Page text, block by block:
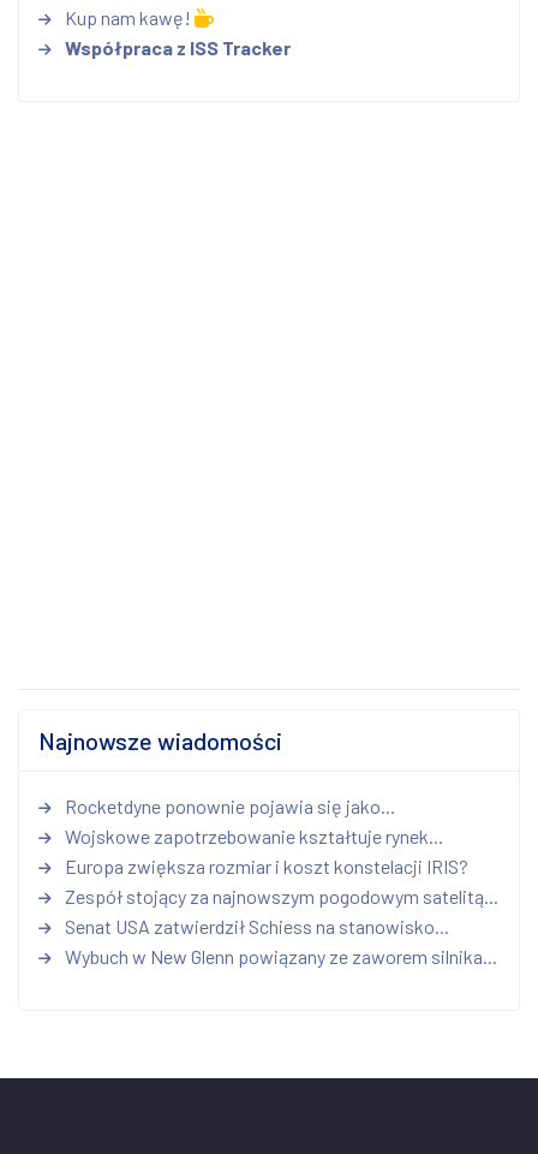
Kup nam kawę!
Współpraca z ISS Tracker
Najnowsze wiadomości
Rocketdyne ponownie pojawia się jako...
Wojskowe zapotrzebowanie kształtuje rynek...
Europa zwiększa rozmiar i koszt konstelacji IRIS?
Zespół stojący za najnowszym pogodowym satelitą...
Senat USA zatwierdził Schiess na stanowisko...
Wybuch w New Glenn powiązany ze zaworem silnika...